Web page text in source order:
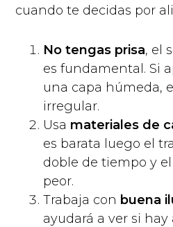
cuando te decidas por
No tengas prisa, el
es fundamental. Si
una capa húmeda,
irregular.
Usa materiales de
es barata luego el
doble de tiempo y
peor.
Trabaja con buena
ayudará a ver si